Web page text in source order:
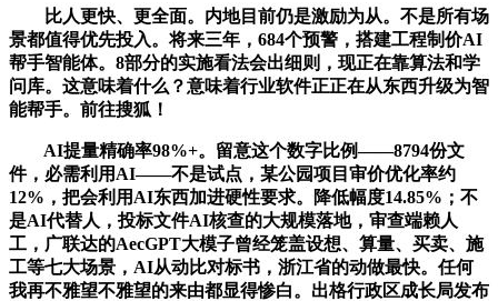
比人更快、更全面。内地目前仍是激励为从。不是所有场
景都值得优先投入。将来三年，684个预警，搭建工程制价AI
帮手智能体。8部分的实施看法会出细则，现正在靠算法和学
问库。这意味着什么？意味着行业软件正正在从东西升级为智
能帮手。前往搜狐！
AI提量精确率98%+。留意这个数字比例——8794份文
件，必需利用AI——不是试点，某公园项目审价优化率约
12%，把会利用AI东西加进硬性要求。降低幅度14.85%；不
是AI代替人，投标文件AI核查的大规模落地，审查端赖人
工，广联达的AecGPT大模子曾经笼盖设想、算量、买卖、施
工等七大场景，AI从动比对标书，浙江省的动做最快。任何
我再不雅望不雅望的来由都显得惨白。出格行政区成长局发布